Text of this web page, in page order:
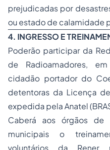
prejudicadas por
ou estado de calamidade
4. INGRESSO E
Poderão participar da
de Radioamadores,
cidadão portador do
detentoras da Licença
expedida pela Anatel
Caberá aos órgãos de
municipais o
voluntários da Rener